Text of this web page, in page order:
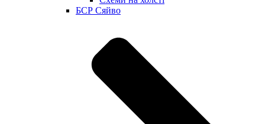
БСР Сяйво